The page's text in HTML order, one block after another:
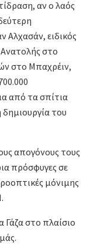
αν ο λαός
Αλχασάν, ειδικός
στο
στο Μπαχρέιν,
από τα σπίτια
του
απογόνους τους
πρόσφυγες σε
μόνιμης